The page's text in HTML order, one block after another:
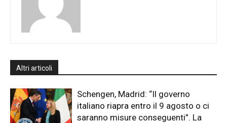
Altri articoli
Schengen, Madrid: “Il governo
italiano riapra entro il 9 agosto o ci
saranno misure conseguenti”. La